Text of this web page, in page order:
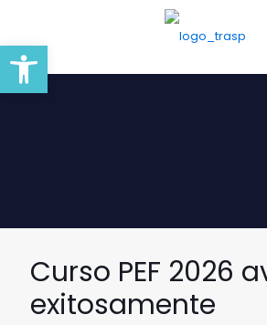
Curso PEF 2026
exitosamente
Abrir barra de herramientas